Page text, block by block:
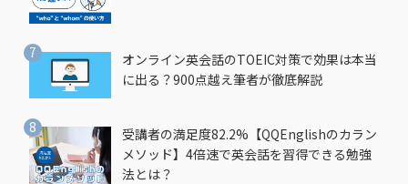
オンライン英会話のTOEIC対策で効果は本当
に出る？900点越え筆者が徹底解説
受講者の満足度82.2%【QQEnglishのカラン
メソッド】4倍速で英会話を習得できる勉強
法とは？